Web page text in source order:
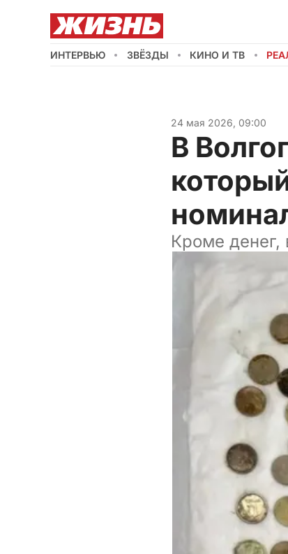
ИНТЕРВЬЮ ЗВЁЗДЫ КИНО И ТВ
24 мая 2026, 09:00
В
Кроме денег,